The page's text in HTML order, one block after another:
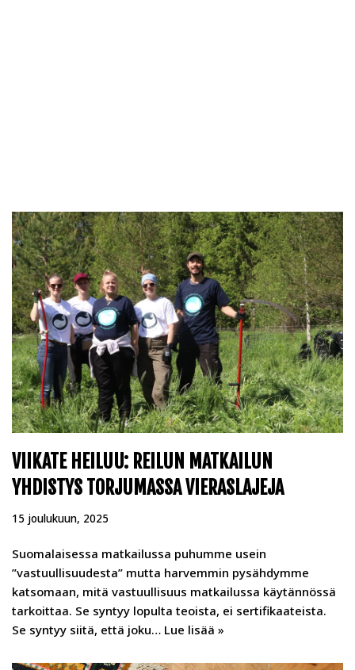
VIIKATE HEILUU: REILUN MATKAILUN
YHDISTYS TORJUMASSA VIERASLAJEJA
15 joulukuun, 2025
Suomalaisessa matkailussa puhumme usein
”vastuullisuudesta” mutta harvemmin pysähdymme
katsomaan, mitä vastuullisuus matkailussa käytännössä
tarkoittaa. Se syntyy lopulta teoista, ei sertifikaateista.
Se syntyy siitä, että joku… Lue lisää »